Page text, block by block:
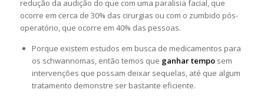
redução da audição do que com uma paralisia facial, que
ocorre em cerca de 30% das cirurgias ou com o zumbido pós-
operatório, que ocorre em 40% das pessoas.
Porque existem estudos em busca de medicamentos para
os schwannomas, então temos que ganhar temposem
intervenções que possam deixar sequelas, até que algum
tratamento demonstre ser bastante eficiente.